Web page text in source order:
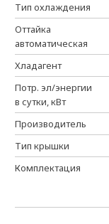
Тип охлаждения
Оттайка
автоматическая
Хладагент
Потр. эл/энергии
в сутки, кВт
Производитель
Тип крышки
Комплектация